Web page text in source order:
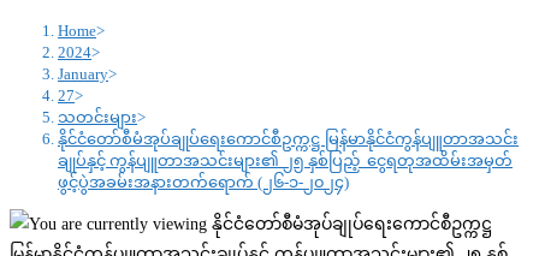
Home>
2024>
January>
27>
သတင်းများ>
နိုင်ငံတော်စီမံအုပ်ချုပ်ရေးကောင်စီဥက္ကဋ္ဌ မြန်မာနိုင်ငံကွန်ပျူတာအသင်း
ချုပ်နှင့် ကွန်ပျူတာအသင်းများ၏ ၂၅ နှစ်ပြည့် ငွေရတုအထိမ်းအမှတ်
ဖွင့်ပွဲအခမ်းအနားတက်ရောက် (၂၆-၁-၂၀၂၄)